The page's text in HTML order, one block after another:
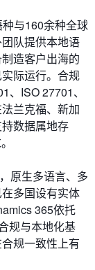
与160余种全球
队提供本地语
造客户出海的
际运行。合规
ISO 27701、
兰克福、新加
数据属地存
原生多语言、多
多国设有实体
365依托
规与本地化基
规一致性上有